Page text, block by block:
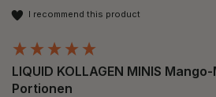
I recommend this product
LIQUID KOLLAGEN MINIS
Portionen